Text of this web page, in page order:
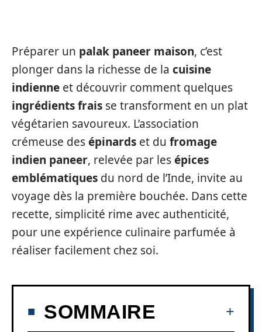
Préparer un palak paneer maison, c’est
plonger dans la richesse de la cuisine
indienne et découvrir comment quelques
ingrédients frais se transforment en un plat
végétarien savoureux. L’association
crémeuse desépinards et du fromage
indien paneer, relevée par lesépices
emblématiques du nord de l’Inde, invite au
voyage dès la première bouchée. Dans cette
recette, simplicité rime avec authenticité,
pour une expérience culinaire parfumée à
réaliser facilement chez soi.
SOMMAIRE